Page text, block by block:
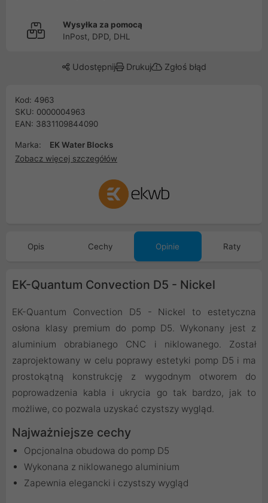
Wysyłka za pomocą
InPost, DPD, DHL
Udostępnij Drukuj Zgłoś błąd
Kod: 4963
SKU: 0000004963
EAN: 3831109844090
Marka:
EK Water Blocks
Zobacz więcej szczegółów
Opis Cechy Opinie Raty
EK-Quantum Convection D5 - Nickel
EK-Quantum Convection D5 - Nickel to estetyczna
osłona klasy premium do pomp D5. Wykonany jest z
aluminium obrabianego CNC i niklowanego. Został
zaprojektowany w celu poprawy estetyki pomp D5 i ma
prostokątną konstrukcję z wygodnym otworem do
poprowadzenia kabla i ukrycia go tak bardzo, jak to
możliwe, co pozwala uzyskać czystszy wygląd.
Najważniejsze cechy
Opcjonalna obudowa do pomp D5
Wykonana z niklowanego aluminium
Zapewnia elegancki i czystszy wygląd